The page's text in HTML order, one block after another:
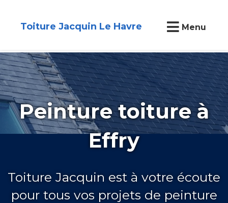
Toiture Jacquin Le Havre Menu
Peinture toiture à
Effry
Toiture Jacquin est à votre écoute
pour tous vos projets de peinture